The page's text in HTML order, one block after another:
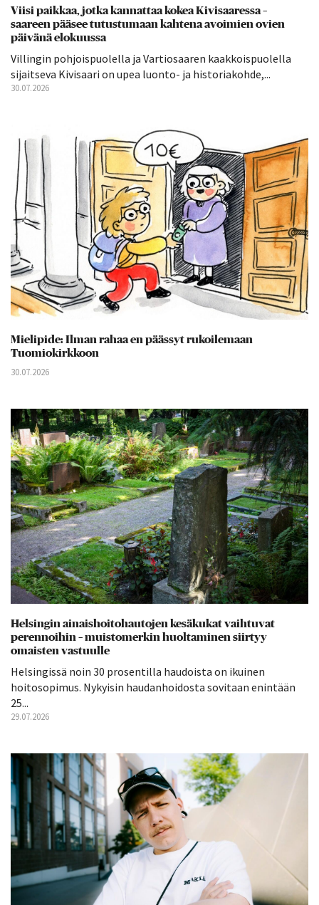
Viisi paikkaa, jotka kannattaa kokea Kivisaaressa –
saareen pääsee tutustumaan kahtena avoimien ovien
päivänä elokuussa
Villingin pohjoispuolella ja Vartiosaaren kaakkoispuolella
sijaitseva Kivisaari on upea luonto- ja historiakohde,...
30.07.2026
Mielipide: Ilman rahaa en päässyt rukoilemaan
Tuomiokirkkoon
30.07.2026
Helsingin ainaishoitohautojen kesäkukat vaihtuvat
perennoihin – muistomerkin huoltaminen siirtyy
omaisten vastuulle
Helsingissä noin 30 prosentilla haudoista on ikuinen
hoitosopimus. Nykyisin haudanhoidosta sovitaan enintään
25...
29.07.2026